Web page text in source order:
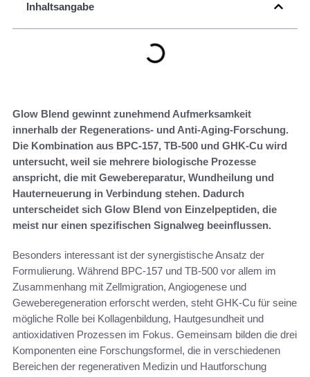
Inhaltsangabe
Glow Blend gewinnt zunehmend Aufmerksamkeit
innerhalb der Regenerations- und Anti-Aging-Forschung.
Die Kombination aus BPC-157, TB-500 und GHK-Cu wird
untersucht, weil sie mehrere biologische Prozesse
anspricht, die mit Gewebereparatur, Wundheilung und
Hauterneuerung in Verbindung stehen. Dadurch
unterscheidet sich Glow Blend von Einzelpeptiden, die
meist nur einen spezifischen Signalweg beeinflussen.
Besonders interessant ist der synergistische Ansatz der
Formulierung. Während BPC-157 und TB-500 vor allem im
Zusammenhang mit Zellmigration, Angiogenese und
Geweberegeneration erforscht werden, steht GHK-Cu für seine
mögliche Rolle bei Kollagenbildung, Hautgesundheit und
antioxidativen Prozessen im Fokus. Gemeinsam bilden die drei
Komponenten eine Forschungsformel, die in verschiedenen
Bereichen der regenerativen Medizin und Hautforschung